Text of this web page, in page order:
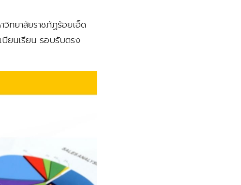
วิทยาลัยราชภัฏร้อยเอ็ด
ยนเรียน รอบรับตรง